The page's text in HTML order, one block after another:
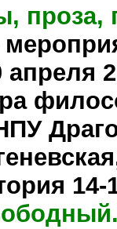
проза,
апреля
14-